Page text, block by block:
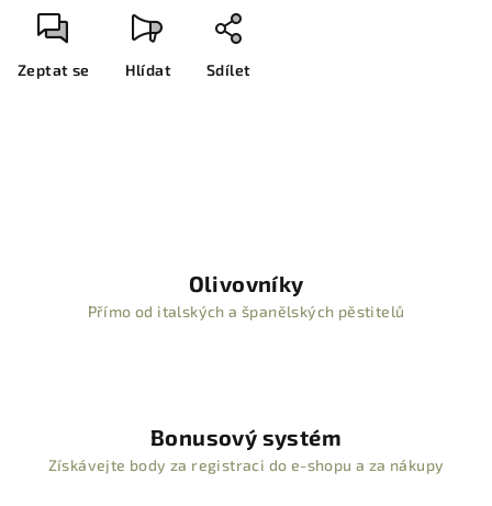
Zeptat se Hlídat Sdílet
Olivovníky
Přímo od italských a španělských pěstitelů
Bonusový systém
Získávejte body za registraci do e-shopu a za nákupy